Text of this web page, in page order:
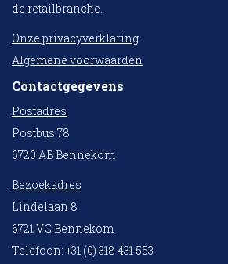
de retailbranche.
Onze privacyverklaring
Algemene voorwaarden
Contactgegevens
Postadres
Postbus 78
6720 AB Bennekom
Bezoekadres
Lindelaan 8
6721 VC Bennekom
Telefoon: +31 (0) 318 431 553